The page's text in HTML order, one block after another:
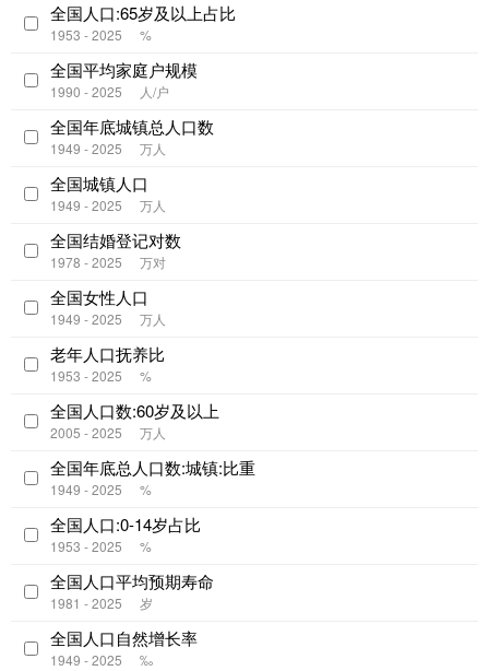
全国人口:65岁及以上占比
1953 - 2025 %
全国平均家庭户规模
1990 - 2025 人/户
全国年底城镇总人口数
1949 - 2025 万人
全国城镇人口
1949 - 2025 万人
全国结婚登记对数
1978 - 2025 万对
全国女性人口
1949 - 2025 万人
老年人口抚养比
1953 - 2025 %
全国人口数:60岁及以上
2005 - 2025 万人
全国年底总人口数:城镇:比重
1949 - 2025 %
全国人口:0-14岁占比
1953 - 2025 %
全国人口平均预期寿命
1981 - 2025 岁
全国人口自然增长率
1949 - 2025 ‰